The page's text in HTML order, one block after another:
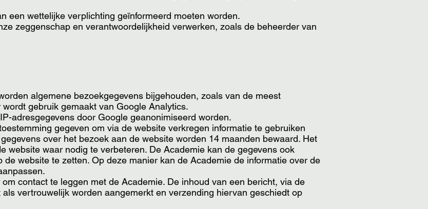
een wettelijke verplichting geïnformeerd moeten worden.
zeggenschap en verantwoordelijkheid verwerken, zoals de beheerder van
algemene bezoekgegevens bijgehouden, zoals van de meest
gebruik gemaakt van Google Analytics.
adresgegevens door Google geanonimiseerd worden.
gegeven om via de website verkregen informatie te gebruiken
over het bezoek aan de website worden 14 maanden bewaard. Het
website waar nodig te verbeteren. De Academie kan de gegevens ook
website te zetten. Op deze manier kan de Academie de informatie over de
contact te leggen met de Academie. De inhoud van een bericht, via de
vertrouwelijk worden aangemerkt en verzending hiervan geschiedt op